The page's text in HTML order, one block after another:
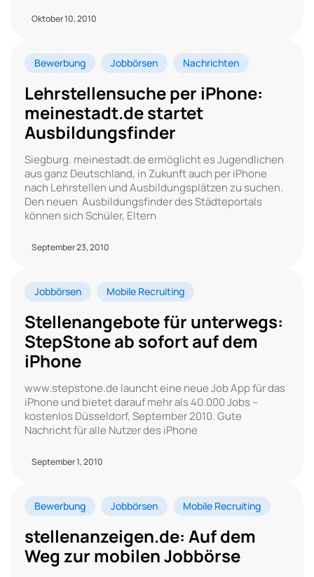
Oktober 10, 2010
Bewerbung Jobbörsen Nachrichten
Lehrstellensuche per iPhone:
meinestadt.de startet
Ausbildungsfinder
Siegburg. meinestadt.de ermöglicht es Jugendlichen
aus ganz Deutschland, in Zukunft auch per iPhone
nach Lehrstellen und Ausbildungsplätzen zu suchen.
Den neuen Ausbildungsfinder des Städteportals
können sich Schüler, Eltern
September 23, 2010
Jobbörsen Mobile Recruiting
Stellenangebote für unterwegs:
StepStone ab sofort auf dem
iPhone
www.stepstone.de launcht eine neue Job App für das
iPhone und bietet darauf mehr als 40.000 Jobs –
kostenlos Düsseldorf, September 2010. Gute
Nachricht für alle Nutzer des iPhone
September 1, 2010
Bewerbung Jobbörsen Mobile Recruiting
stellenanzeigen.de: Auf dem
Weg zur mobilen Jobbörse